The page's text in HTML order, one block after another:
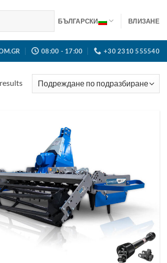
БЪЛГАРСКИ ВЛИЗАНЕ
08:00 - 17:00 +30 2310 555540